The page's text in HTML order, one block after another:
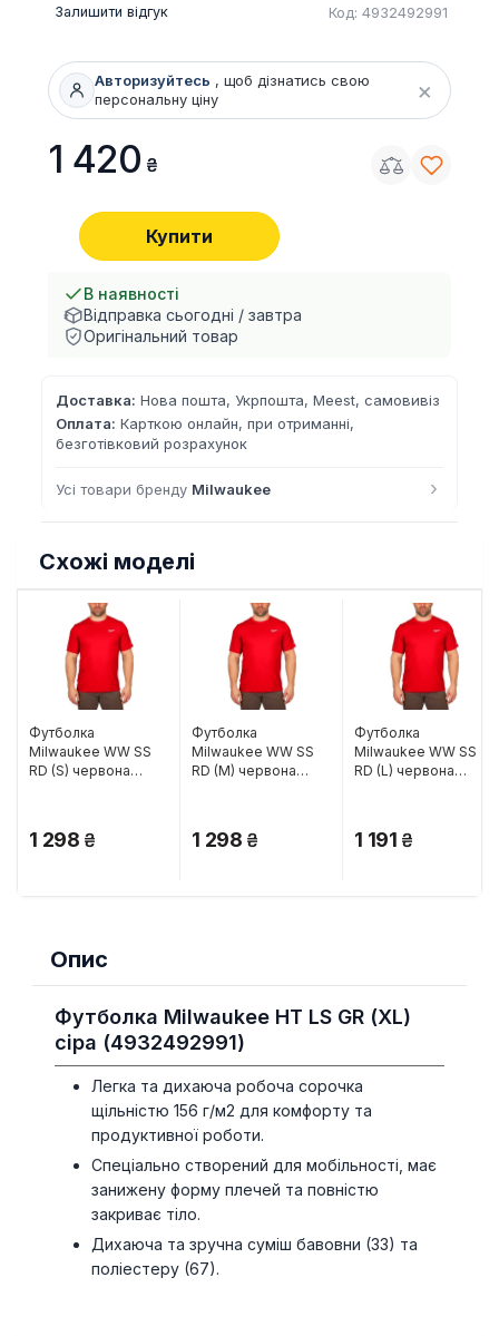
Залишити відгук Код: 4932492991
Авторизуйтесь , щоб дізнатись свою
персональну ціну
×
1 420
Купити
В наявності
Відправка сьогодні / завтра
Оригінальний товар
Доставка: Нова пошта, Укрпошта, Meest, самовивіз
Оплата: Карткою онлайн, при отриманні,
безготівковий розрахунок
Усі товари бренду Milwaukee ›
Схожі моделі
Футболка
Milwaukee WW SS
RD (S) червона
1 298
Футболка
Milwaukee WW SS
RD (M) червона
1 298
Футболка
Milwaukee WW SS
RD (L) червона
1 191
Опис
Футболка Milwaukee HT LS GR (XL)
сіра (4932492991)
Легка та дихаюча робоча сорочка
щільністю 156 г/м2 для комфорту та
продуктивної роботи.
Спеціально створений для мобільності, має
занижену форму плечей та повністю
закриває тіло.
Дихаюча та зручна суміш бавовни (33) та
поліестеру (67).